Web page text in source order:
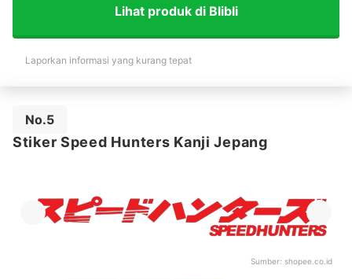
Lihat produk di Blibli
Laporkan informasi yang kurang tepat
No.5
Stiker Speed Hunters Kanji Jepang
Sumber: shopee.co.id